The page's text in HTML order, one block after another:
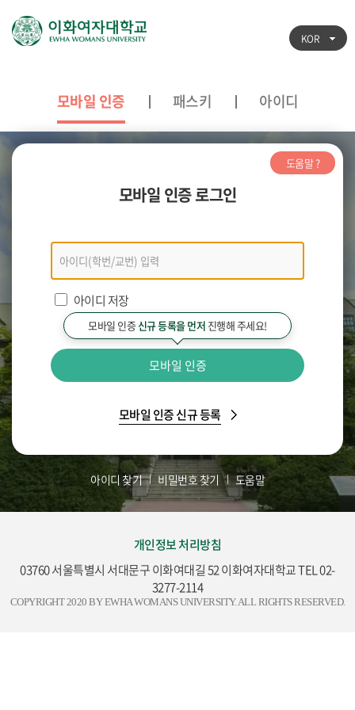
KOR
모바일 인증 패스키 아이디
모바일 인증 로그인
모바일
인증
로그인
아이디 저장
모바일 인증신규 등록을 먼저 진행해 주세요!
모바일 인증
도움말 ?
모바일 인증 신규 등록
아이디 찾기 비밀번호 찾기 도움말
개인정보 처리방침
03760 서울특별시 서대문구 이화여대길 52 이화여자대학교 TEL 02-
3277-2114
COPYRIGHT 2020 BY EWHA WOMANS UNIVERSITY. ALL RIGHTS RESERVED.